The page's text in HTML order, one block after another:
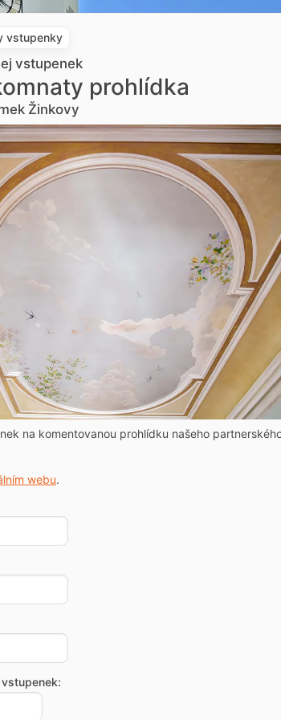
vstupenky
vstupenek
prohlídka
Žinkovy
na komentovanou prohlídku našeho
webu.